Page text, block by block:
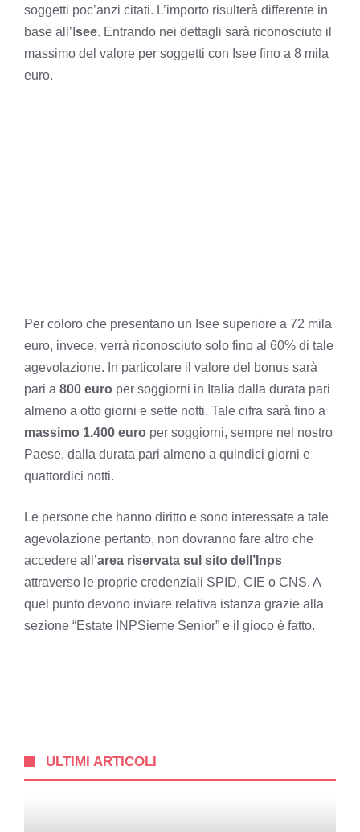
soggetti poc’anzi citati. L’importo risulterà differente in
base all’I see. Entrando nei dettagli sarà riconosciuto il
massimo del valore per soggetti con Isee fino a 8 mila
euro.
Per coloro che presentano un Isee superiore a 72 mila
euro, invece, verrà riconosciuto solo fino al 60% di tale
agevolazione. In particolare il valore del bonus sarà
pari a 800 euro per soggiorni in Italia dalla durata pari
almeno a otto giorni e sette notti. Tale cifra sarà fino a
massimo 1.400 euro per soggiorni, sempre nel nostro
Paese, dalla durata pari almeno a quindici giorni e
quattordici notti.
Le persone che hanno diritto e sono interessate a tale
agevolazione pertanto, non dovranno fare altro che
accedere all’area riservata sul sito dell’Inps
attraverso le proprie credenziali SPID, CIE o CNS. A
quel punto devono inviare relativa istanza grazie alla
sezione “Estate INPSieme Senior” e il gioco è fatto.
ULTIMI ARTICOLI